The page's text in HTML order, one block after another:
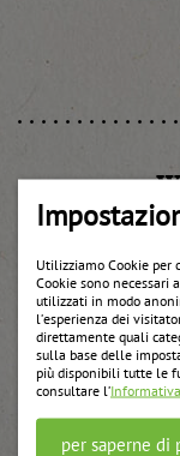
Utilizziamo Cookie per
Cookie sono necessari
utilizzati in modo
l’esperienza dei
direttamente quali
sulla base delle
più disponibili tutte le
consultare l’
per saperne di